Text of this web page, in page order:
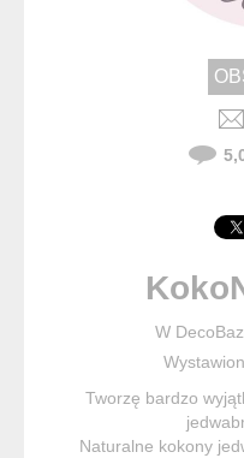
W
Tworzę bardzo
Naturalne kokony